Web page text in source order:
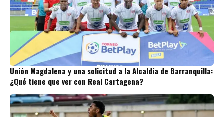
Unión Magdalena y una solicitud a la Alcaldía de Barranquilla:
¿Qué tiene que ver con Real Cartagena?